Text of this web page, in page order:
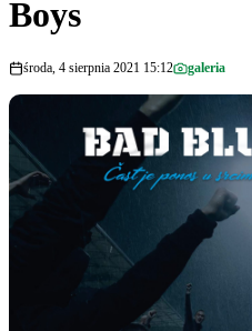
Boys
środa, 4 sierpnia 2021 15:12 galeria